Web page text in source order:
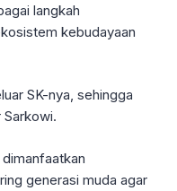
langkah
kebudayaan
SK-nya, sehingga
Sarkowi.
generasi muda agar